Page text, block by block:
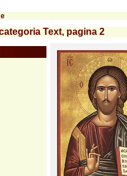
Text, pagina 2